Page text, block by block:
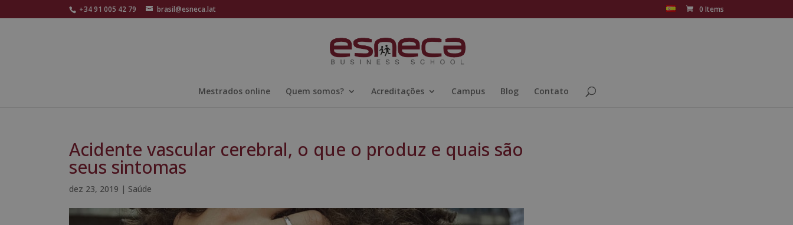
+34 91 005 42 79 brasil@esneca.lat 0 Items
Mestrados online Quem somos? Acreditações Campus Blog Contato
Acidente vascular cerebral, o que o produz e quais são
seus sintomas
dez 23, 2019 | Saúde